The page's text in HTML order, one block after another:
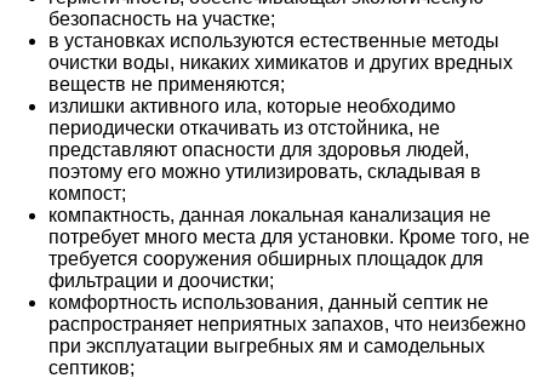
безопасность на участке;
в установках используются естественные методы
очистки воды, никаких химикатов и других вредных
веществ не применяются;
излишки активного ила, которые необходимо
периодически откачивать из отстойника, не
представляют опасности для здоровья людей,
поэтому его можно утилизировать, складывая в
компост;
компактность, данная локальная канализация не
потребует много места для установки. Кроме того, не
требуется сооружения обширных площадок для
фильтрации и доочистки;
комфортность использования, данный септик не
распространяет неприятных запахов, что неизбежно
при эксплуатации выгребных ям и самодельных
септиков;